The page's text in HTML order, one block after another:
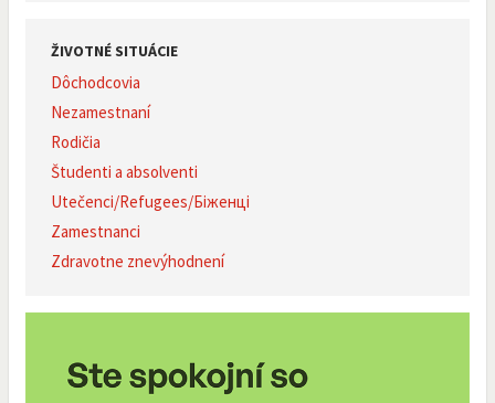
ŽIVOTNÉ SITUÁCIE
Dôchodcovia
Nezamestnaní
Rodičia
Študenti a absolventi
Utečenci/Refugees/Біженці
Zamestnanci
Zdravotne znevýhodnení